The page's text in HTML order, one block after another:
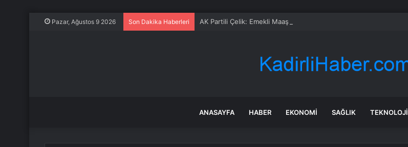
Pazar, Ağustos 9 2026 Son Dakika Haberleri AK Partili Çelik: Emekli Maaşlarında Adaletsizlik Var, İntibak Zorunlu
ANASAYFA HABER EKONOMI SAĞLIK TEKNOLOJI